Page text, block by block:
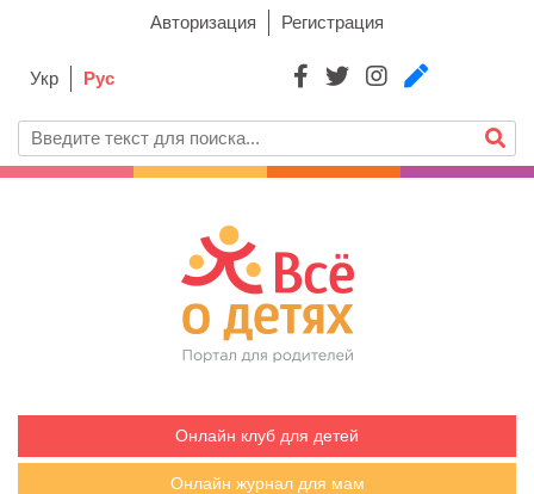
Авторизация Регистрация
Укр Рус
Онлайн клуб для детей
Онлайн журнал для мам